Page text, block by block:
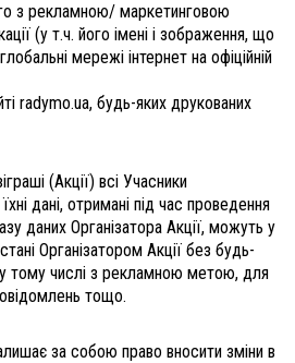
з рекламною/ маркетинговою
(у т.ч. його імені і зображення, що
мережі інтернет на офіційній
radymo.ua, будь-яких друкованих
(Акції) всі Учасники
дані, отримані під час проведення
даних Організатора Акції, можуть у
Організатором Акції без будь-
тому числі з рекламною метою, для
тощо.
за собою право вносити зміни в